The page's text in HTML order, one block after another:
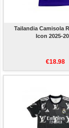
Tailandia Camisola
Icon 2025-
€18.98